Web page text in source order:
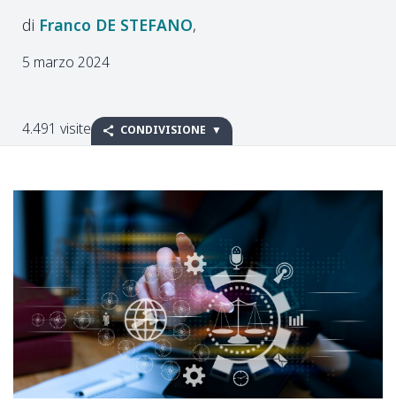
Franco DE STEFANO
5 marzo 2024
4.491 visite CONDIVISIONE